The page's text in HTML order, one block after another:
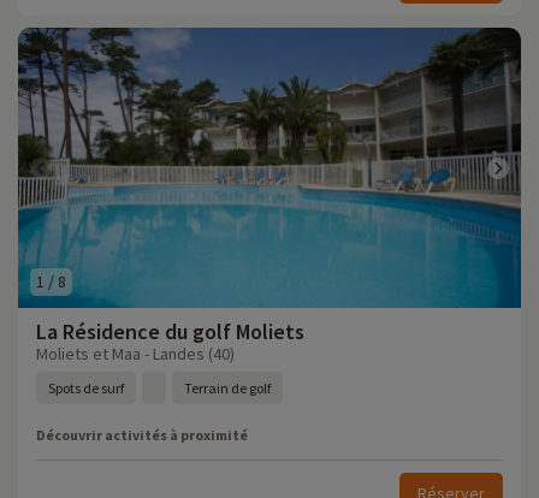
1 / 8
La Résidence du golf Moliets
Moliets et Maa - Landes (40)
Spots de surf Terrain de golf
Découvrir activités à proximité
Réserver